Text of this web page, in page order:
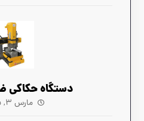
دستگاه حکاکی
مارس ۳, ۲۰۲۵